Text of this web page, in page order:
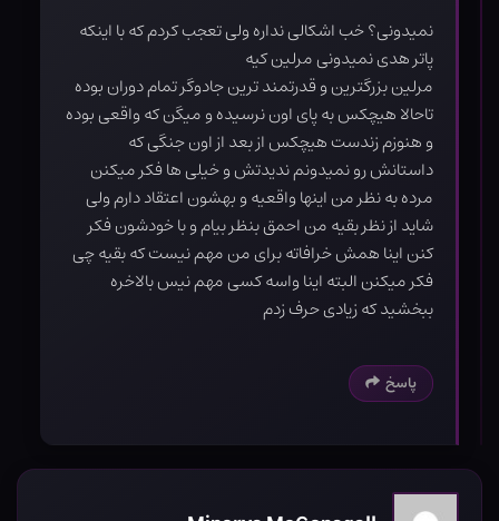
نمیدونی؟ خب اشکالی نداره ولی تعجب کردم که با اینکه
پاتر هدی نمیدونی مرلین کیه
مرلین بزرگترین و قدرتمند ترین جادوگر تمام دوران بوده
تاحالا هیچکس به پای اون نرسیده و میگن که واقعی بوده
و هنوزم زندست هیچکس از بعد از اون جنگی که
داستانش رو نمیدونم ندیدتش و خیلی ها فکر میکنن
مرده به نظر من اینها واقعیه و بهشون اعتقاد دارم ولی
شاید از نظر بقیه من احمق بنظر بیام و با خودشون فکر
کنن اینا همش خرافاته برای من مهم نیست که بقیه چی
فکر میکنن البته اینا واسه کسی مهم نیس بالاخره
ببخشید که زیادی حرف زدم
پاسخ